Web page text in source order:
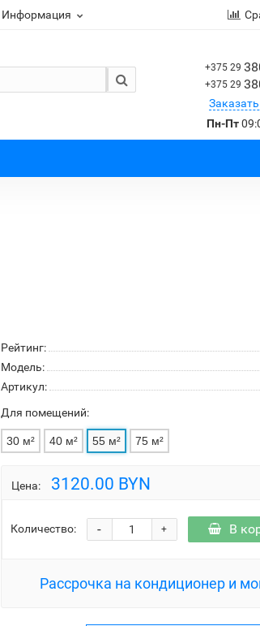
Информация
+375 29
+375 29
Пн-Пт
Рейтинг:
Модель:
Артикул:
Для помещений:
30 м² 40 м² 55 м² 75 м²
Цена: 3120.00 BYN
Количество: +
- В
Рассрочка на кондиционер и